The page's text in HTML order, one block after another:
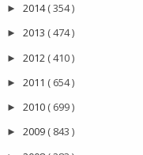
► 2014( 354 )
► 2013 ( 474 )
► 2012 ( 410 )
► 2011 ( 654 )
► 2010 ( 699 )
► 2009 ( 843 )